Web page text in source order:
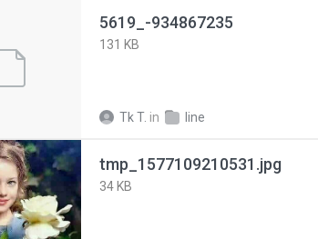
5619_-934867235
131 KB
Tk T. in line
tmp_1577109210531.jpg
34 KB